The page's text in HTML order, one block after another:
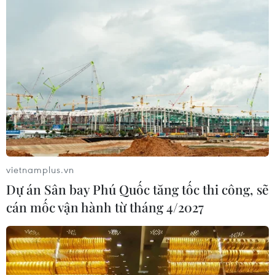
tranh chấp đảo với Nga
Hiện chưa có sự thay đổi nào về lập trường của chính
phủ Nhật trong việc tìm kiếm sự trao trả 4 hòn đảo
Tokyo gọi là Vùng Lãnh thổ Phương Bắc mà Nga đang
kiểm soát và gọi là quần đảo Nam Kuril.
vietnamplus.vn
Dự án Sân bay Phú Quốc tăng tốc thi công, sẽ
cán mốc vận hành từ tháng 4/2027